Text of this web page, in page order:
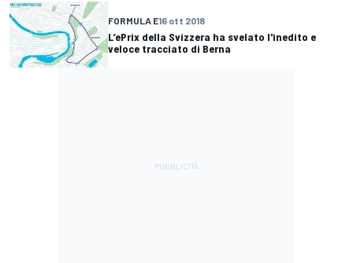
FORMULA E16 ott 2018
L’ePrix della Svizzera ha svelato l'inedito e
veloce tracciato di Berna